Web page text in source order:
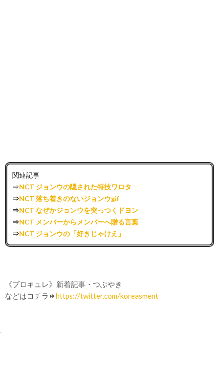
関連記事
⇒NCT ジョンウの隠された特技ワロタ
⇒NCT 落ち着きのないジョンウgif
⇒NCT なぜかジョンウを突っつくドヨン
⇒NCT メンバーからメンバーへ贈る言葉
⇒NCT ジョンウの「好きじゃけえ」
《ブロキュレ》新着記事・つぶやき
などはコチラ⏩https://twitter.com/koreasment